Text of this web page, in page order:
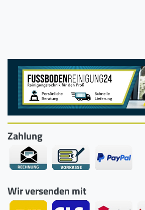
Zahlung
Wir versenden mit